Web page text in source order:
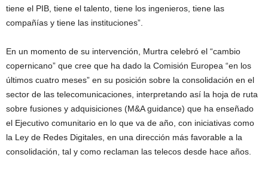
tiene el PIB, tiene el talento, tiene los ingenieros, tiene las
compañías y tiene las instituciones”.
En un momento de su intervención, Murtra celebró el “cambio
copernicano” que cree que ha dado la Comisión Europea “en los
últimos cuatro meses” en su posición sobre la consolidación en el
sector de las telecomunicaciones, interpretando así la hoja de ruta
sobre fusiones y adquisiciones (M&A guidance) que ha enseñado
el Ejecutivo comunitario en lo que va de año, con iniciativas como
la Ley de Redes Digitales, en una dirección más favorable a la
consolidación, tal y como reclaman las telecos desde hace años.